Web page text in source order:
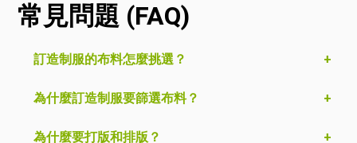
常見問題 (FAQ)
訂造制服的布料怎麼挑選？
為什麼訂造制服要篩選布料？
為什麼要打版和排版？